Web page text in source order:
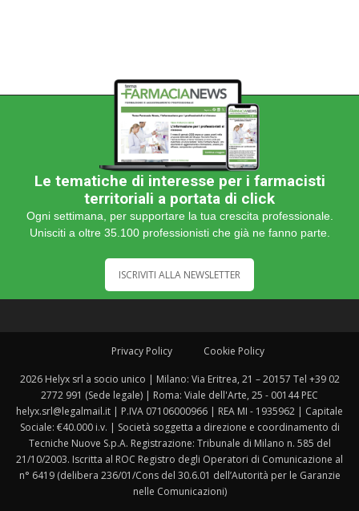
Le tematiche di interesse per i farmacisti
territoriali a portata di click
Ogni settimana, per supportare la tua crescita professionale.
Unisciti a oltre 35.100 professionisti che già ne fanno parte.
ISCRIVITI ALLA NEWSLETTER
Privacy Policy Cookie Policy
2026 Helyx srl a socio unico | Milano: Via Eritrea, 21 – 20157 Tel +39 02
2772 991 (Sede legale) | Roma: Viale dell'Arte, 25 - 00144 PEC
helyx.srl@legalmail.it | P.IVA 07106000966 | REA MI - 1935962 | Capitale
Sociale: €40.000 i.v. | Società soggetta a direzione e coordinamento di
Tecniche Nuove S.p.A. Registrazione: Tribunale di Milano n. 585 del
21/10/2003. Iscritta al ROC Registro degli Operatori di Comunicazione al
n° 6419 (delibera 236/01/Cons del 30.6.01 dell’Autorità per le Garanzie
nelle Comunicazioni)